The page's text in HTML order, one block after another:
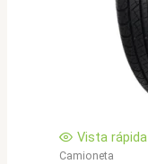
Vista rápida
Camioneta